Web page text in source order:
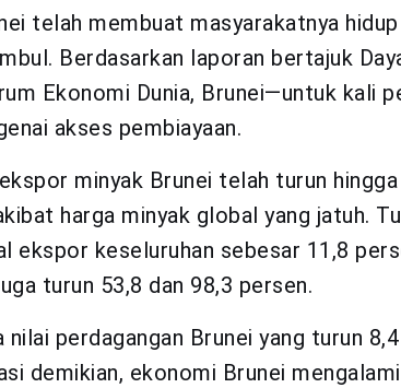
telah membuat masyarakatnya
Berdasarkan laporan bertajuk
Ekonomi Dunia, Brunei—untuk kali
akses pembiayaan.
minyak Brunei telah turun
harga minyak global yang jatuh.
ekspor keseluruhan sebesar 11,8
turun 53,8 dan 98,3 persen.
perdagangan Brunei yang turun
demikian, ekonomi Brunei